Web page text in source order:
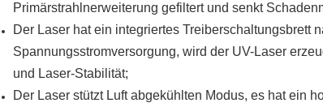
Primärstrahlnerweiterung gefiltert und senkt
Der Laser hat ein integriertes Treiberschaltungsbrett
Spannungsstromversorgung, wird der UV-Laser
und Laser-Stabilität;
Der Laser stützt Luft abgekühlten Modus, es hat ein